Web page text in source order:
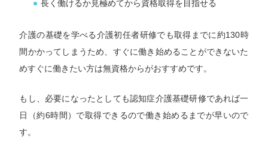
長く働けるか見極めてから資格取得を目指せる
介護の基礎を学べる介護初任者研修でも取得までに約130時
間かかってしまうため、すぐに働き始めることができないた
めすぐに働きたい方は無資格からがおすすめです。
もし、必要になったとしても認知症介護基礎研修であれば一
日（約6時間）で取得できるので働き始めるまでが早いので
す。